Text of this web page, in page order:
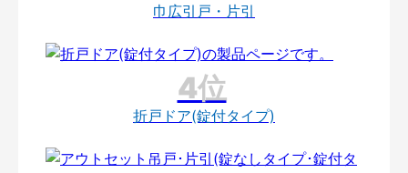
巾広引戸・片引
折戸ドア(錠付タイプ)